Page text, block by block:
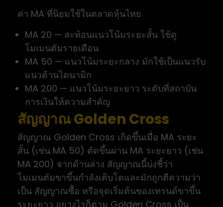
ค่า MA ที่นิยมใช้ในตลาดหุ้นไทย
MA 20 — สะท้อนแนวโน้มระยะสั้น ใช้ดู
โมเมนตัมรายเดือน
MA 50 — แนวโน้มระยะกลาง มักใช้เป็นแนวรับ
แนวต้านไดนามิก
MA 200 — แนวโน้มระยะยาว ระดับที่สถาบัน
การเงินให้ความสำคัญ
สัญญาณ Golden Cross
สัญญาณ Golden Cross เกิดขึ้นเมื่อ MA ระยะ
สั้น (เช่น MA 50) ตัดขึ้นผ่าน MA ระยะยาว (เช่น
MA 200) จากด้านล่าง สัญญาณนี้บ่งชี้ว่า
โมเมนตัมขาขึ้นกำลังเติบโตและมักถูกตีความว่า
เป็น สัญญาณซื้อ หรือจุดเริ่มต้นของเทรนด์ขาขึ้น
ระยะยาว อย่างไรก็ตาม Golden Cross เป็น